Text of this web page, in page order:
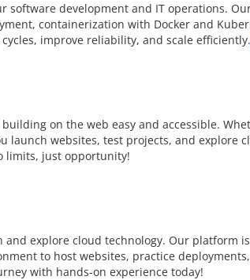
software development and IT operations.
containerization with Docker and
improve reliability, and scale efficiently.
on the web easy and accessible.
websites, test projects, and explore
limits, just opportunity!
explore cloud technology. Our platform
to host websites, practice
with hands-on experience today!